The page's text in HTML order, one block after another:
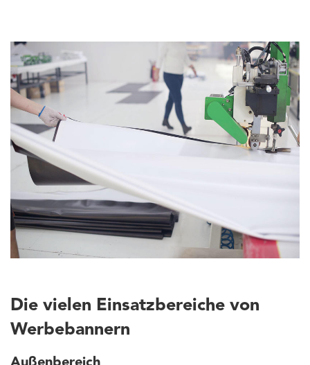
Die vielen Einsatzbereiche von
Werbebannern